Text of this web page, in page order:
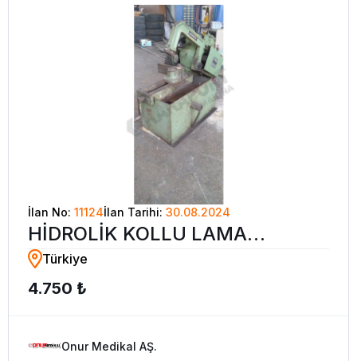
İlan No: 11124İlan Tarihi: 30.08.2024
HİDROLİK KOLLU LAMA
TESTERE
Türkiye
4.750 ₺
Onur Medikal AŞ.